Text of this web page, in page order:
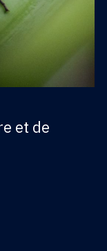
et de